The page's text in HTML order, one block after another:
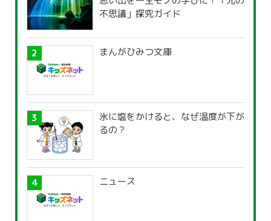
不思議」探究ガイド
まんがひみつ文庫
氷に塩をかけると、なぜ温度が下が
るの？
ニュース